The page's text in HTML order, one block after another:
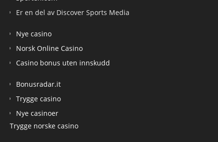
Er en del av Discover Sports Media
Nye casino
Norsk Online Casino
Casino bonus uten innskudd
Bonusradar.it
Trygge casino
Nye casinoer
Trygge norske casino